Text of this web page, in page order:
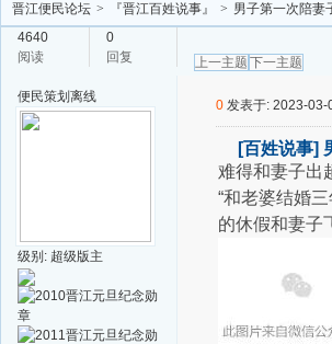
晋江便民论坛 > 『晋江百姓说事』 > 男子第一次陪妻
4640
阅读
0
回复
上一主题 下一主题
便民策划 离线
级别: 超级版主
0 发表于: 2023-03-
[百姓说事]
难得和妻子出
“和老婆结婚
的休假和妻子